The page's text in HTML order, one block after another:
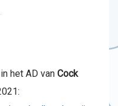
het AD van Cock